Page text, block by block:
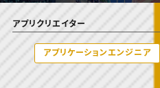
スキルアップしたい！ トップ
デザイン
プログラミング
動画配信・映像制作
編集・ライティング
マーケティング
ディレクション
TOP Creator’s コラム
TOP Creator’s コラム トップ
Webクリエイター
アプリクリエイター
セミナー
アプリクリエイター
アプリケーションエンジニア